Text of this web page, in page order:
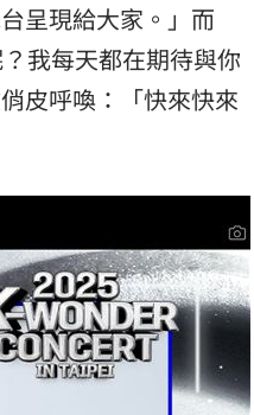
呈現給大家。」而
我每天都在期待與你
皮呼喚：「快來快來